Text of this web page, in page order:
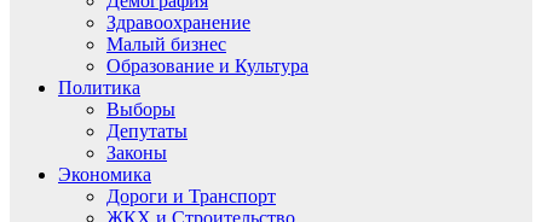
Здравоохранение
Малый бизнес
Образование и Культура
Политика
Выборы
Депутаты
Законы
Экономика
Дороги и Транспорт
ЖКХ и Строительство